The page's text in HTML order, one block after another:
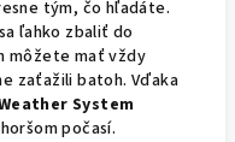
tým, čo hľadáte.
ľahko zbaliť do
môžete mať vždy
zaťažili batoh. Vďaka
System
počasí.